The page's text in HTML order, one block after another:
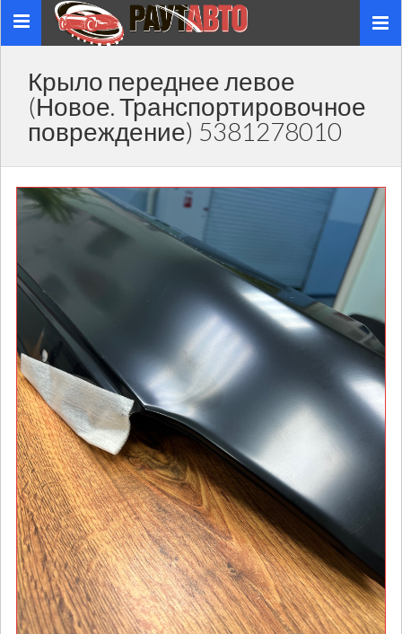
Toggle
navigation
Крыло переднее левое
(Новое. Транспортировочное
повреждение) 5381278010